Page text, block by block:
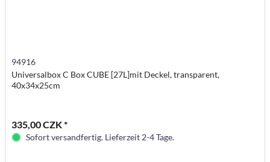
94916
Universalbox C Box CUBE [27L]mit Deckel, transparent,
40x34x25cm
335,00 CZK *
Sofort versandfertig. Lieferzeit 2-4 Tage.